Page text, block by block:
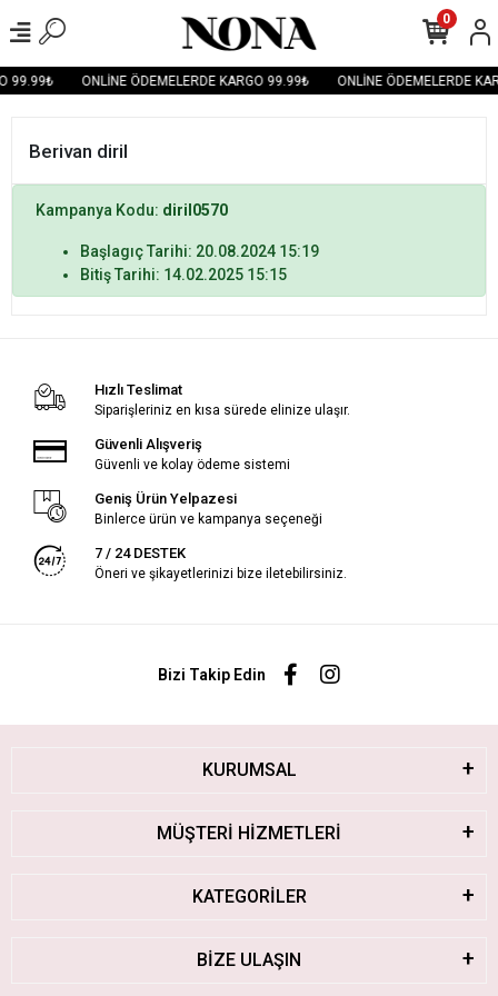
99.99₺ ONLİNE ÖDEMELERDE KARGO 99.99₺ ONLİNE ÖDEMELERDE
0
Berivan diril
Kampanya Kodu: diril0570
Başlagıç Tarihi: 20.08.2024 15:19
Bitiş Tarihi: 14.02.2025 15:15
Hızlı Teslimat
Siparişleriniz en kısa sürede elinize ulaşır.
Güvenli Alışveriş
Güvenli ve kolay ödeme sistemi
Geniş Ürün Yelpazesi
Binlerce ürün ve kampanya seçeneği
7 / 24 DESTEK
Öneri ve şikayetlerinizi bize iletebilirsiniz.
Bizi Takip Edin
KURUMSAL
MÜŞTERİ HİZMETLERİ
KATEGORİLER
BİZE ULAŞIN